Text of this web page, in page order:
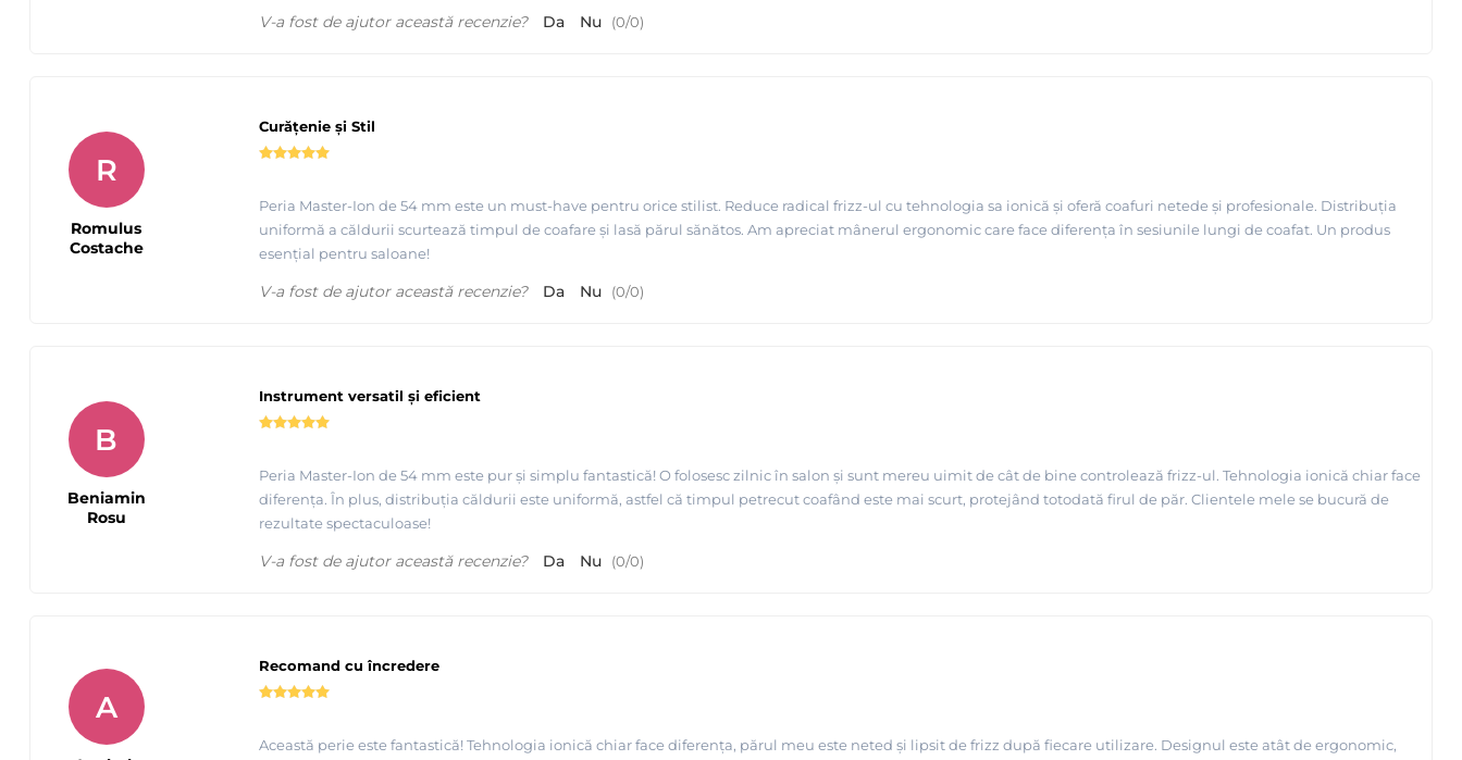
V-a fost de ajutor această recenzie? Da Nu (0/0)
Curățenie și Stil
Peria Master-Ion de 54 mm este un must-have pentru orice stilist. Reduce radical frizz-ul cu tehnologia sa ionică și oferă coafuri netede și profesionale. Distribuția
uniformă a căldurii scurtează timpul de coafare și lasă părul sănătos. Am apreciat mânerul ergonomic care face diferența în sesiunile lungi de coafat. Un produs
esențial pentru saloane!
R
Romulus
Costache
V-a fost de ajutor această recenzie? Da Nu (0/0)
Instrument versatil și eficient
Peria Master-Ion de 54 mm este pur și simplu fantastică! O folosesc zilnic în salon și sunt mereu uimit de cât de bine controlează frizz-ul. Tehnologia ionică chiar face
diferența. În plus, distribuția căldurii este uniformă, astfel că timpul petrecut coafând este mai scurt, protejând totodată firul de păr. Clientele mele se bucură de
rezultate spectaculoase!
B
Beniamin
Rosu
V-a fost de ajutor această recenzie? Da Nu (0/0)
Recomand cu încredere
Această perie este fantastică! Tehnologia ionică chiar face diferența, părul meu este neted și lipsit de frizz după fiecare utilizare. Designul este atât de ergonomic,
A